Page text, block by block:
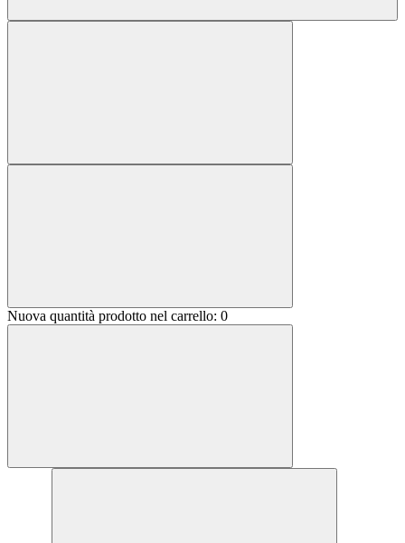
Nuova quantità prodotto nel carrello: 0